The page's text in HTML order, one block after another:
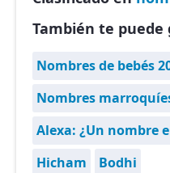
También te puede
Nombres de bebés
Nombres
Alexa: ¿Un nombre
Hicham
Bodhi